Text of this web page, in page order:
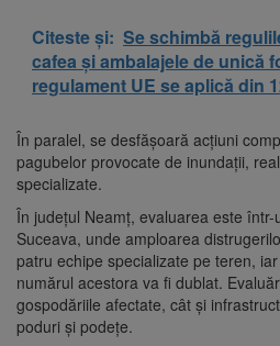
Citeste și: Se schimbă
cafea și ambalajele de unică
regulament UE se aplică din
În paralel, se desfășoară acțiuni
pagubelor provocate de inundații,
specializate.
În județul Neamț, evaluarea este
Suceava, unde amploarea
patru echipe specializate pe teren,
numărul acestora va fi dublat.
gospodăriile afectate, cât și
poduri și podețe.